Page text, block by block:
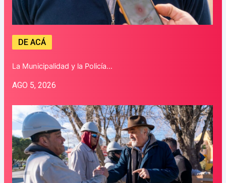
DE ACÁ
La Municipalidad y la Policía…
AGO 5, 2026